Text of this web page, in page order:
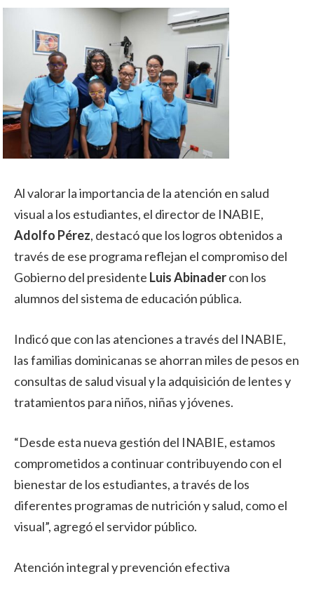
Al valorar la importancia de la atención en salud
visual a los estudiantes, el director de INABIE,
Adolfo Pérez, destacó que los logros obtenidos a
través de ese programa reflejan el compromiso del
Gobierno del presidente Luis Abinadercon los
alumnos del sistema de educación pública.
Indicó que con las atenciones a través del INABIE,
las familias dominicanas se ahorran miles de pesos en
consultas de salud visual y la adquisición de lentes y
tratamientos para niños, niñas y jóvenes.
“Desde esta nueva gestión del INABIE, estamos
comprometidos a continuar contribuyendo con el
bienestar de los estudiantes, a través de los
diferentes programas de nutrición y salud, como el
visual”, agregó el servidor público.
Atención integral y prevención efectiva